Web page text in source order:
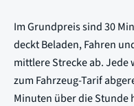
Im Grundpreis sind 30
deckt Beladen, Fahren
mittlere Strecke ab.
zum Fahrzeug-Tarif
Minuten über die Stunde